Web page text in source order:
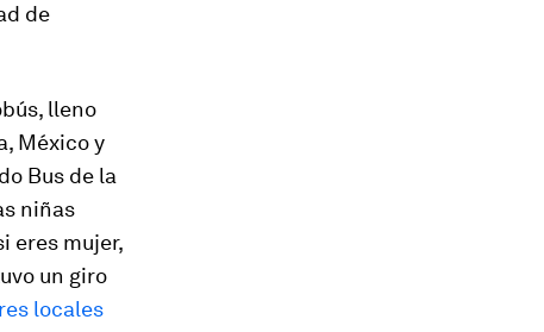
de
lleno
México y
Bus de la
niñas
eres mujer,
un giro
locales